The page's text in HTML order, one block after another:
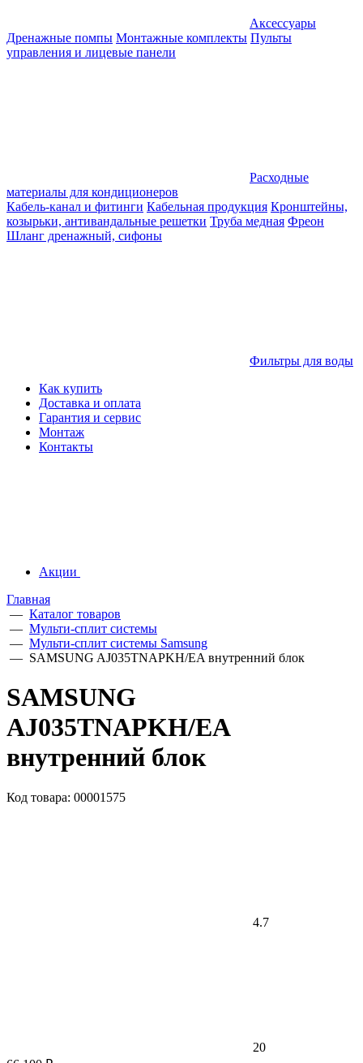
Аксессуары
Дренажные помпы Монтажные комплекты Пульты
управления и лицевые панели
Расходные
материалы для кондиционеров
Кабель-канал и фитинги Кабельная продукция Кронштейны,
козырьки, антивандальные решетки Труба медная Фреон
Шланг дренажный, сифоны
Фильтры для воды
Как купить
Доставка и оплата
Гарантия и сервис
Монтаж
Контакты
Акции
Главная
— Каталог товаров
— Мульти-сплит системы
— Мульти-сплит системы Samsung
— SAMSUNG AJ035TNAPKH/EA внутренний блок
SAMSUNG
AJ035TNAPKH/EA
внутренний блок
Код товара: 00001575
4.7
20